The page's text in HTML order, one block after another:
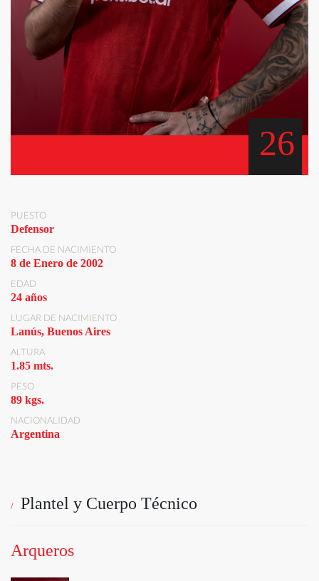
26
PUESTO
Defensor
FECHA DE NACIMIENTO
8 de Enero de 2002
EDAD
24 años
LUGAR DE NACIMIENTO
Lanús, Buenos Aires
ALTURA
1.85 mts.
PESO
89 kgs.
NACIONALIDAD
Argentina
Plantel y Cuerpo Técnico
Arqueros